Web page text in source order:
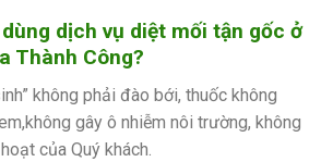
dịch vụ diệt mối tận gốc ở
Thành Công?
không phải đào bới, thuốc không
gây ô nhiễm nôi trường, không
của Quý khách.